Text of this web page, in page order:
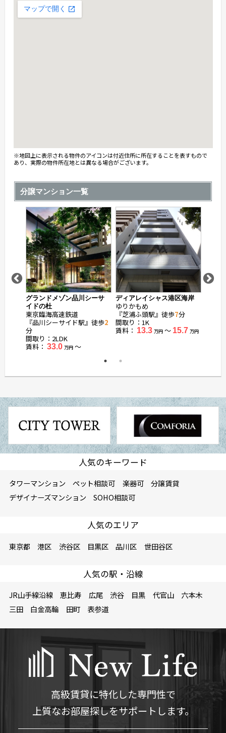
※地図上に表示される物件のアイコンは付近住所に所在することを表すもので
あり、実際の物件所在地とは異なる場合がございます。
分譲マンション一覧
グランドメゾン品川シーサ
イドの杜
東京臨海高速鉄道
『品川シーサイド駅』徒歩2
分
間取り：2LDK
賃料： 33.0 万円 〜
ディアレイシャス港区海岸
ゆりかもめ
『芝浦ふ頭駅』徒歩7分
間取り：1K
賃料： 13.3 万円 〜 15.7 万円
人気のキーワード
タワーマンション ペット相談可 楽器可
分譲賃貸
デザイナーズマンション
SOHO相談可
人気のエリア
東京都 港区 渋谷区 目黒区 品川区 世田谷区
人気の駅・沿線
JR山手線沿線 恵比寿 広尾 渋谷 目黒 代官山
六本木
三田
白金高輪 田町 表参道
高級賃貸に特化した専門性で
上質なお部屋探しをサポートします。